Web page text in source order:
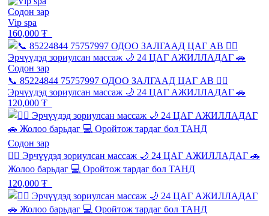
Содон зар
Vip spa
160,000 ₮
Содон зар
📞 85224844 75757997 ОДОО ЗАЛГААД ЦАГ АВ 💆‍♂️
Эрчүүдэд зориулсан массаж 🌙 24 ЦАГ АЖИЛЛАДАГ 🚗
120,000 ₮
Содон зар
💆‍♂️ Эрчүүдэд зориулсан массаж 🌙 24 ЦАГ АЖИЛЛАДАГ 🚗
Жолоо барьдаг 💻 Оройтож тардаг бол ТАНД
120,000 ₮